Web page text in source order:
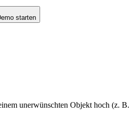
starten
unerwünschten Objekt hoch (z. B.